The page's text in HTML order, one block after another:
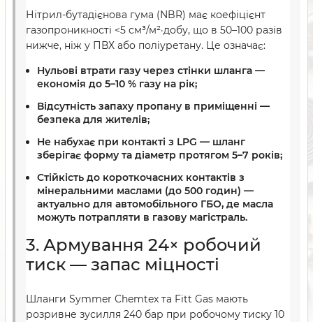
Нітрил-бутадієнова гума (NBR) має коефіцієнт
газопроникності <5 см³/м²·добу, що в 50–100 разів
нижче, ніж у ПВХ або поліуретану. Це означає:
Нульові втрати газу через стінки шланга —
економія до 5–10 % газу на рік;
Відсутність запаху пропану в приміщенні —
безпека для жителів;
Не набухає при контакті з LPG — шланг
зберігає форму та діаметр протягом 5–7 років;
Стійкість до короткочасних контактів з
мінеральними маслами (до 500 годин) —
актуально для автомобільного ГБО, де масла
можуть потрапляти в газову магістраль.
3. Армування 24× робочий
тиск — запас міцності
Шланги Symmer Chemtex та Fitt Gas мають
розривне зусилля 240 бар при робочому тиску 10